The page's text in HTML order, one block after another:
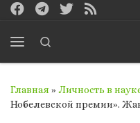
Перейти к содержимому
Главная » Личность в
Нобелевской премии».